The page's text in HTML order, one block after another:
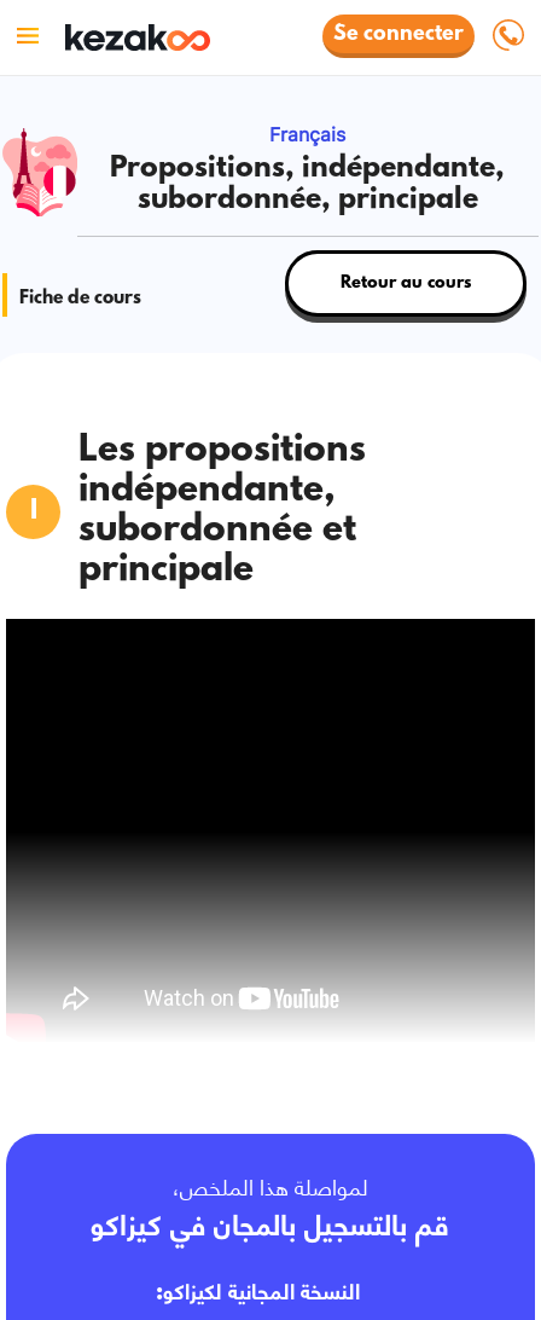
Se connecter
Français
Propositions, indépendante,
subordonnée, principale
Fiche de cours
Retour au cours
Les propositions
indépendante,
subordonnée et
principale
لمواصلة هذا الملخص،
قم بالتسجيل بالمجان في كيزاكو
النسخة المجانية لكيزاكو: